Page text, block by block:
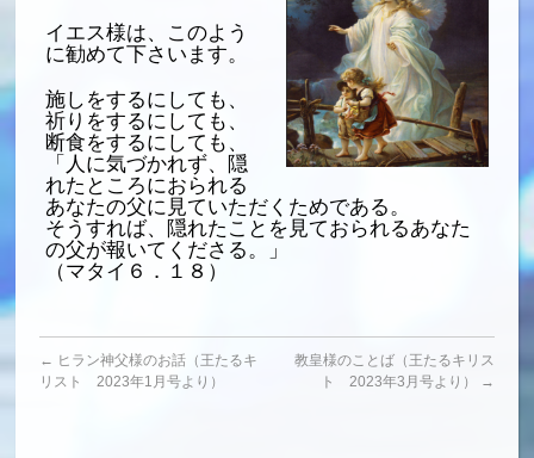
イエス様は、このよう
に勧めて下さいます。
施しをするにしても、
祈りをするにしても、
断食をするにしても、
「人に気づかれず、隠
れたところにおられる
あなたの父に見ていただくためである。
そうすれば、隠れたことを見ておられるあなた
の父が報いてくださる。」
（マタイ６．１８）
← ヒラン神父様のお話（王たるキ
リスト 2023年1月号より）
教皇様のことば（王たるキリス
ト 2023年3月号より）
→